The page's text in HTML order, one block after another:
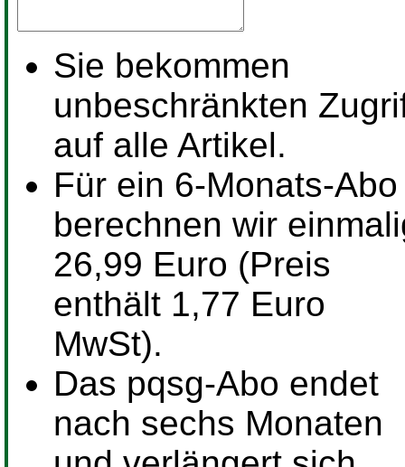
Sie bekommen
unbeschränkten
auf alle Artikel.
Für ein 6-Monats-Abo
berechnen wir
26,99 Euro (Preis
enthält 1,77 Euro
MwSt).
Das pqsg-Abo endet
nach sechs Monaten